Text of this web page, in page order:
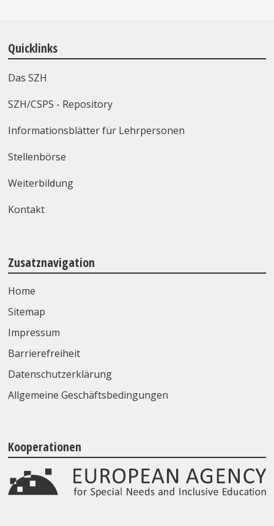
Quicklinks
Das SZH
SZH/CSPS - Repository
Informationsblätter für Lehrpersonen
Stellenbörse
Weiterbildung
Kontakt
Zusatznavigation
Home
Sitemap
Impressum
Barrierefreiheit
Datenschutzerklärung
Allgemeine Geschäftsbedingungen
Kooperationen